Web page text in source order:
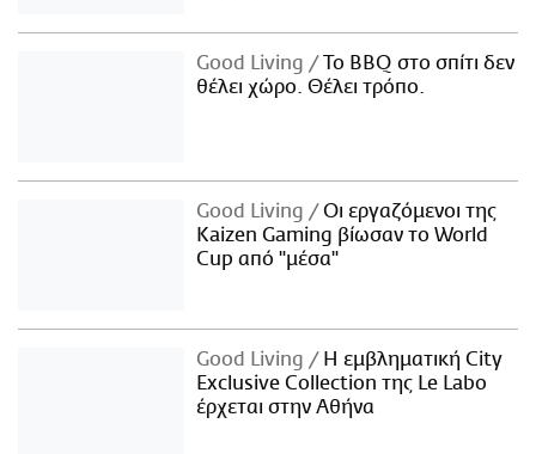
Good Living
Το BBQ στο σπίτι δεν
θέλει χώρο. Θέλει τρόπο.
Good Living
Οι εργαζόμενοι της
Kaizen Gaming βίωσαν το World
Cup από "μέσα"
Good Living
Η εμβληματική City
Exclusive Collection της Le Labo
έρχεται στην Αθήνα